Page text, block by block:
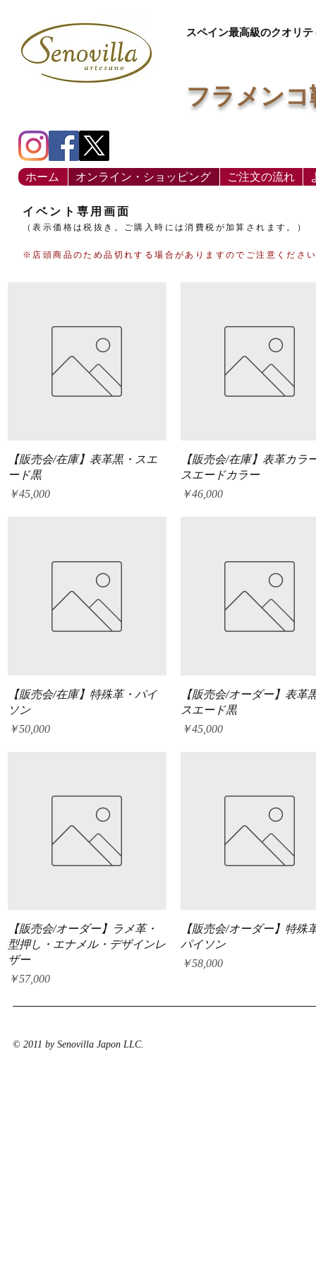
スペイン最高級のクオリ
フラメン
ホーム オンライン・ショッピング ご注文の流れ
イベント専用画面
（表示価格は税抜き。ご購入時には消費税が加算されます。）
​※店頭商品のため品切れする場合がありますのでご注意くださ
クイックビュー
【販売会/在庫】表革黒・スエ
ード黒
価格
￥45,000
クイックビュー
【販売会/在庫】表革カラ
スエードカラー
価格
￥46,000
クイックビュー
【販売会/在庫】特殊革・パイ
ソン
価格
￥50,000
クイックビュー
【販売会/オーダー】表革
スエード黒
価格
￥45,000
クイックビュー
【販売会/オーダー】ラメ革・
型押し・エナメル・デザインレ
ザー
価格
￥57,000
クイックビュー
【販売会/オーダー】特殊
パイソン
価格
￥58,000
© 2011 by Senovilla Japon LLC.